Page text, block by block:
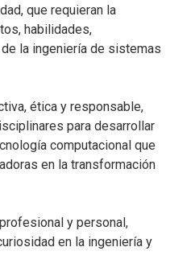
que requieran la
habilidades,
la ingeniería de sistemas
ética y responsable,
para desarrollar
computacional que
en la transformación
y personal,
en la ingeniería y